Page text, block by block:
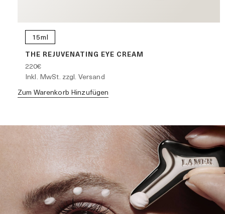
15ml
THE REJUVENATING EYE CREAM
220€
Inkl. MwSt. zzgl. Versand
Zum Warenkorb Hinzufügen